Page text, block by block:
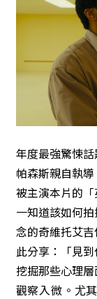
年度最強驚悚
帕森斯親自執
被主演本片的
一知道該如何
念的奇維托艾
此分享：「見
挖掘那些心理
觀察入微。尤